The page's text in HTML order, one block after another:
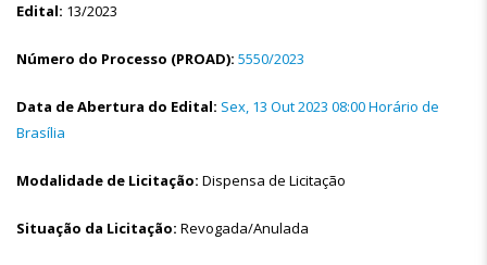
Edital: 13/2023
Número do Processo (PROAD): 5550/2023
Data de Abertura do Edital: Sex, 13 Out 2023 08:00 Horário de
Brasília
Modalidade de Licitação: Dispensa de Licitação
Situação da Licitação: Revogada/Anulada